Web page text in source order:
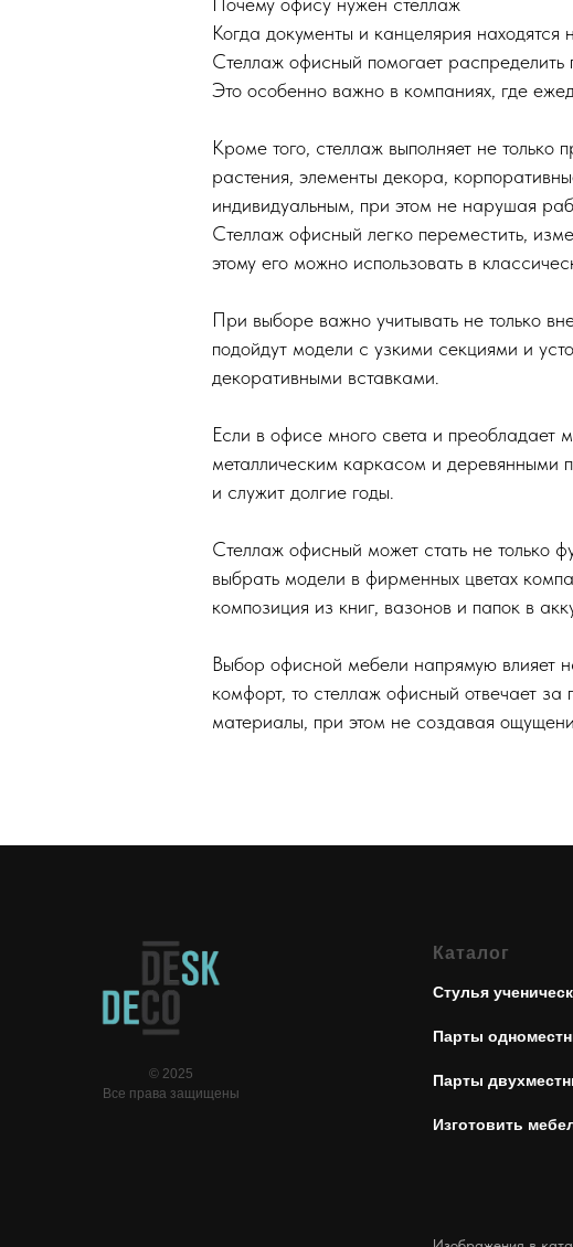
Когда документы и канцелярия
Стеллаж офисный помогает распределить
Это особенно важно в компаниях, где
Кроме того, стеллаж выполняет не
растения, элементы декора,
индивидуальным, при этом не нарушая
Стеллаж офисный легко переместить,
этому его можно использовать в
При выборе важно учитывать не только
подойдут модели с узкими секциями и
декоративными вставками.
Если в офисе много света и
металлическим каркасом и деревянными
и служит долгие годы.
Стеллаж офисный может стать не только
выбрать модели в фирменных цветах
композиция из книг, вазонов и папок в
Выбор офисной мебели напрямую влияет
комфорт, то стеллаж офисный отвечает
материалы, при этом не создавая
© 2025
Все права защищены
Каталог
Парты
Стулья
Парты
Изготовить